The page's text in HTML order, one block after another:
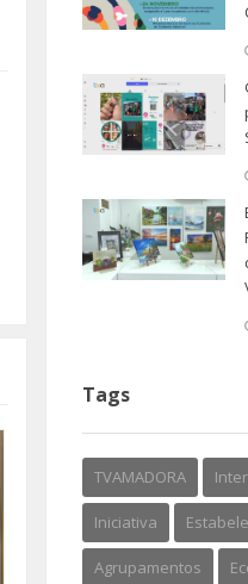
Tags
TVAMADORA
Iniciativa
Agrupamentos